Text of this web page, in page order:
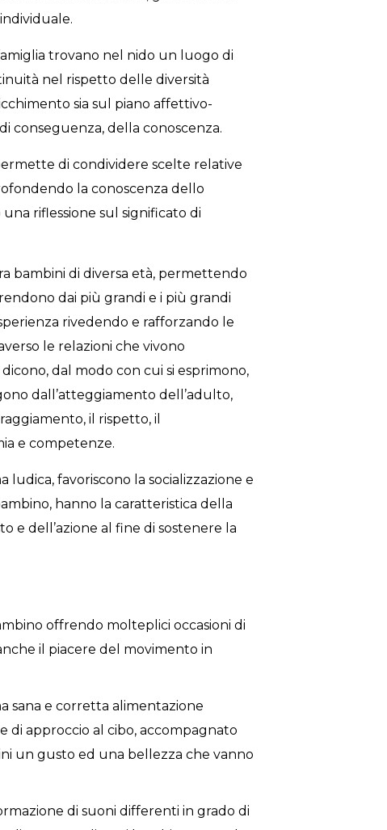
trovano nel nido un luogo di
nel rispetto delle diversità
sia sul piano affettivo-
conseguenza, della conoscenza.
di condividere scelte relative
la conoscenza dello
riflessione sul significato di
bambini di diversa età, permettendo
dai più grandi e i più grandi
rivedendo e rafforzando le
le relazioni che vivono
dal modo con cui si esprimono,
dall’atteggiamento dell’adulto,
il rispetto, il
e competenze.
favoriscono la socializzazione e
hanno la caratteristica della
e dell’azione al fine di sostenere la
offrendo molteplici occasioni di
il piacere del movimento in
sana e corretta alimentazione
approccio al cibo, accompagnato
un gusto ed una bellezza che vanno
di suoni differenti in grado di